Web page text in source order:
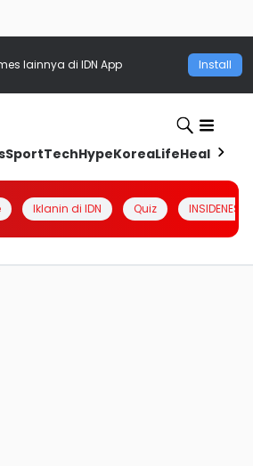
lainnya di IDN App Install
SportTechHypeKoreaLifeHealth
Iklanin di IDN Quiz INSIDENESIA